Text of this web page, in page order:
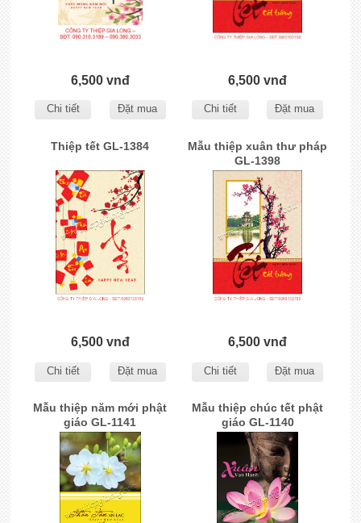
6,500 vnđ
Chi tiết Đặt mua
6,500 vnđ
Chi tiết Đặt mua
Thiệp tết GL-1384
6,500 vnđ
Chi tiết Đặt mua
Mẫu thiệp xuân thư pháp
GL-1398
6,500 vnđ
Chi tiết Đặt mua
Mẫu thiệp năm mới phật
giáo GL-1141
Mẫu thiệp chúc tết phật
giáo GL-1140